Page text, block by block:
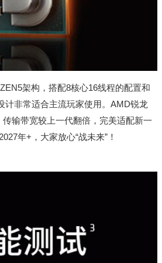
架构，搭配8核心16线程的配置和
计非常适合主流玩家使用。AMD锐龙
输带宽较上一代翻倍，完美适配新一
年+，大家放心“战未来”！